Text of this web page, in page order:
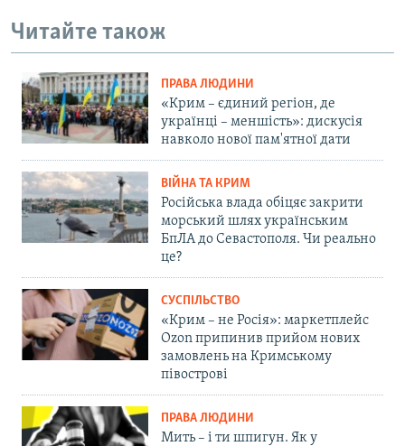
Читайте також
ПРАВА ЛЮДИНИ
«Крим – єдиний регіон, де
українці – меншість»: дискусія
навколо нової пам'ятної дати
ВІЙНА ТА КРИМ
Російська влада обіцяє закрити
морський шлях українським
БпЛА до Севастополя. Чи реально
це?
СУСПІЛЬСТВО
«Крим – не Росія»: маркетплейс
Ozon припинив прийом нових
замовлень на Кримському
півострові
ПРАВА ЛЮДИНИ
Мить – і ти шпигун. Як у